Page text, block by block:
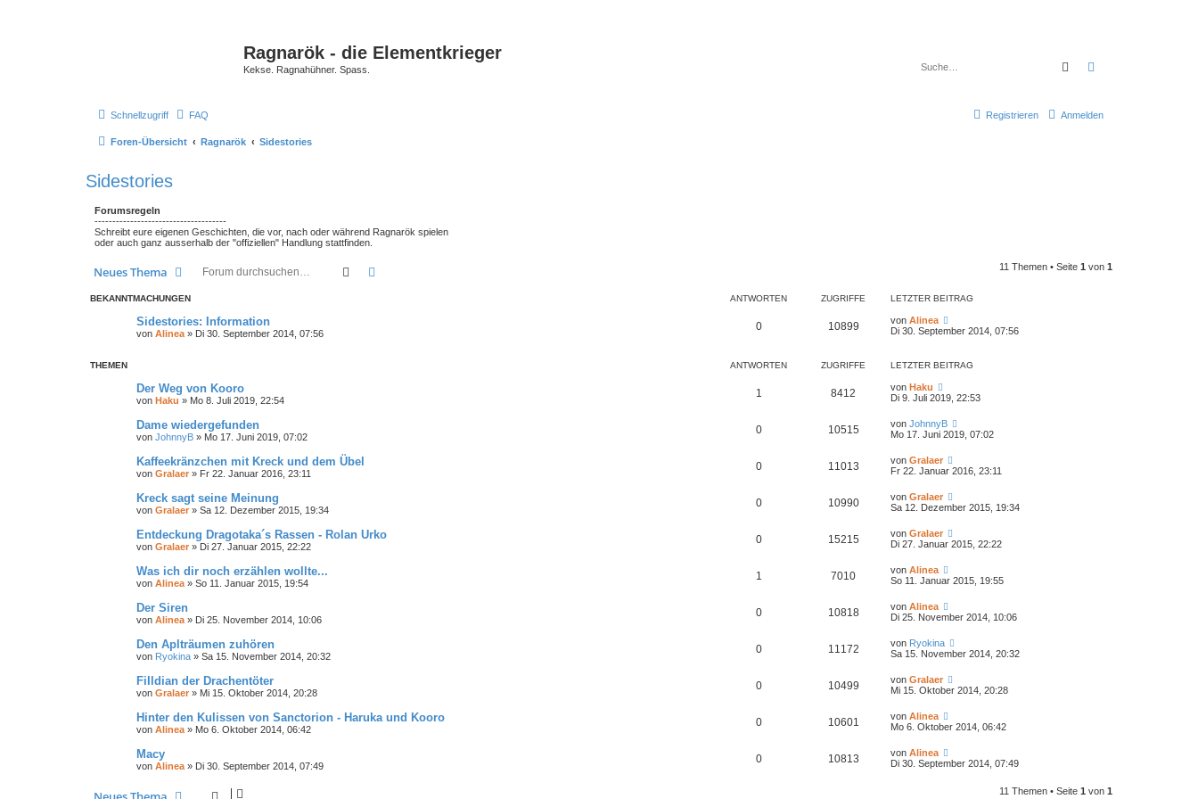
Ragnarök - die Elementkrieger
Kekse. Ragnahühner. Spass. Suche
Schnellzugriff FAQ Anmelden
Registrieren
Foren-Übersicht Ragnarök Sidestories
Sidestories
Forumsregeln
-------------------------------------
Schreibt eure eigenen Geschichten, die vor, nach oder während Ragnarök spielen
oder auch ganz ausserhalb der "offiziellen" Handlung stattfinden.
Neues Thema Suche 11 Themen • Seite 1 von 1
BEKANNTMACHUNGEN ANTWORTEN ZUGRIFFE LETZTER BEITRAG
Sidestories: Information
von Alinea » Di 30. September 2014, 07:56
0 10899 von Alinea
Di 30. September 2014, 07:56
THEMEN ANTWORTEN ZUGRIFFE LETZTER BEITRAG
Der Weg von Kooro
von Haku » Mo 8. Juli 2019, 22:54
1 8412 von Haku
Di 9. Juli 2019, 22:53
Dame wiedergefunden
von JohnnyB » Mo 17. Juni 2019, 07:02
0 10515 von JohnnyB
Mo 17. Juni 2019, 07:02
Kaffeekränzchen mit Kreck und dem Übel
von Gralaer » Fr 22. Januar 2016, 23:11
0 11013 von Gralaer
Fr 22. Januar 2016, 23:11
Kreck sagt seine Meinung
von Gralaer » Sa 12. Dezember 2015, 19:34
0 10990 von Gralaer
Sa 12. Dezember 2015, 19:34
Entdeckung Dragotaka´s Rassen - Rolan Urko
von Gralaer » Di 27. Januar 2015, 22:22
0 15215 von Gralaer
Di 27. Januar 2015, 22:22
Was ich dir noch erzählen wollte...
von Alinea » So 11. Januar 2015, 19:54
1 7010 von Alinea
So 11. Januar 2015, 19:55
Der Siren
von Alinea » Di 25. November 2014, 10:06
0 10818 von Alinea
Di 25. November 2014, 10:06
Den Aplträumen zuhören
von Ryokina » Sa 15. November 2014, 20:32
0 11172 von Ryokina
Sa 15. November 2014, 20:32
FiIldian der Drachentöter
von Gralaer » Mi 15. Oktober 2014, 20:28
0 10499 von Gralaer
Mi 15. Oktober 2014, 20:28
Hinter den Kulissen von Sanctorion - Haruka und Kooro
von Alinea » Mo 6. Oktober 2014, 06:42
0 10601 von Alinea
Mo 6. Oktober 2014, 06:42
Macy
von Alinea » Di 30. September 2014, 07:49
0 10813 von Alinea
Di 30. September 2014, 07:49
11 Themen • Seite 1 von 1